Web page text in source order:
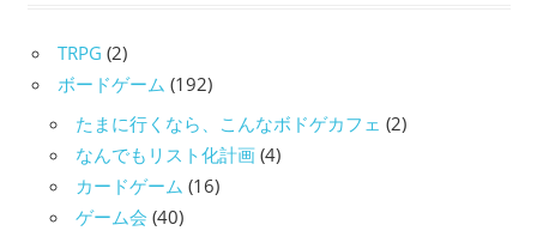
TRPG (2)
ボードゲーム (192)
たまに行くなら、こんなボドゲカフェ (2)
なんでもリスト化計画 (4)
カードゲーム (16)
ゲーム会 (40)